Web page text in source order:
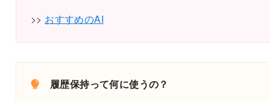
>> おすすめのAI
履歴保持って何に使うの？